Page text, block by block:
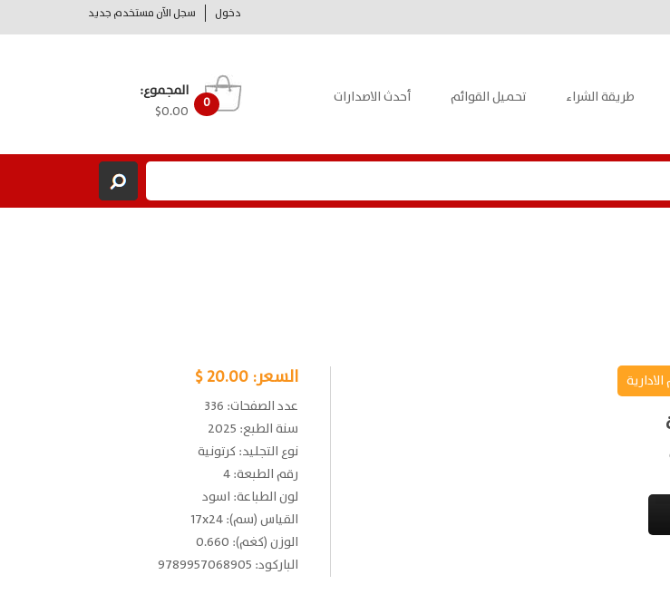
دخول سجل الآن مستخدم جديد
طريقة الشراء تحميل القوائم أحدث الاصدارات 0
المجموع:
$0.00
السعر:20.00 $
عدد الصفحات: 336
سنة الطبع: 2025
نوع التجليد: كرتونية
رقم الطبعة: 4
لون الطباعة: اسود
القياس (سم): 17x24
الوزن (كغم): 0.660
الباركود: 9789957068905